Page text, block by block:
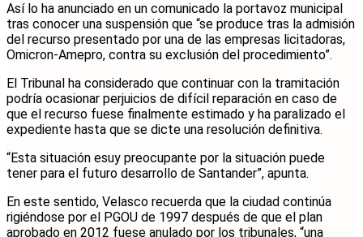
Así lo ha anunciado en un comunicado la portavoz municipal
tras conocer una suspensión que “se produce tras la admisión
del recurso presentado por una de las empresas licitadoras,
Omicron-Amepro, contra su exclusión del procedimiento”.
El Tribunal ha considerado que continuar con la tramitación
podría ocasionar perjuicios de difícil reparación en caso de
que el recurso fuese finalmente estimado y ha paralizado el
expediente hasta que se dicte una resolución definitiva.
“Esta situación esuy preocupante por la situación puede
tener para el futuro desarrollo de Santander”, apunta.
En este sentido, Velasco recuerda que la ciudad continúa
rigiéndose por el PGOU de 1997 después de que el plan
aprobado en 2012 fuese anulado por los tribunales, “una